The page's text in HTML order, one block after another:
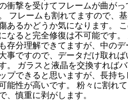
衝撃を受けてフレームが曲がっ
フレームも割れてますので、
あるかどうか気になります。
なると完全修復は不可能です。
存分理解できてますが、中のデ
事ですので、データだけ取れば
。 ガラスと液晶を交換すれば
プできると思いますが、長持ち
能性が高いです。 粉々に割れ
、慎重に剥がします。